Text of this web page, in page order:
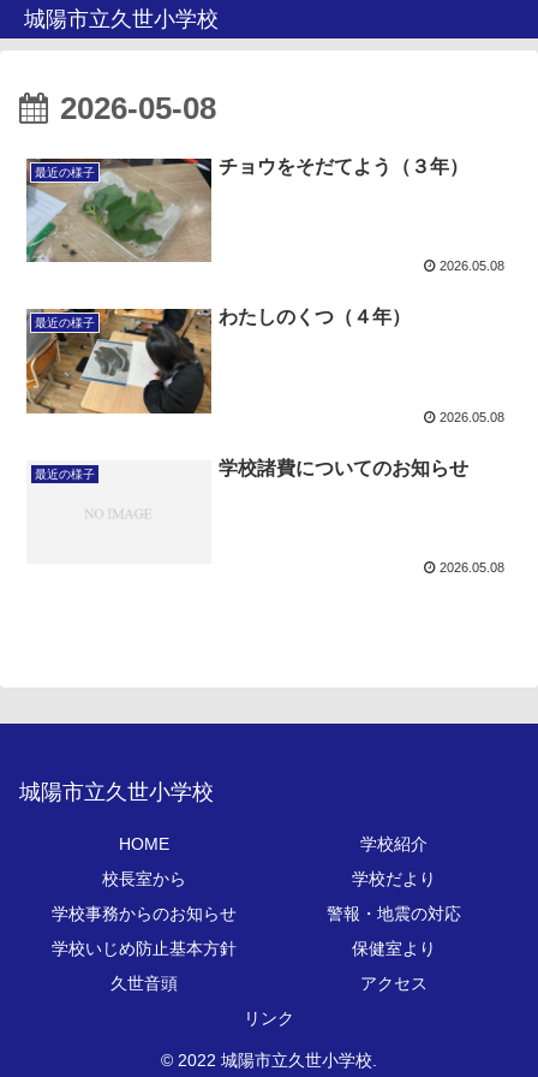
城陽市立久世小学校
2026-05-08
最近の様子 チョウをそだてよう（３年）
2026.05.08
最近の様子 わたしのくつ（４年）
2026.05.08
最近の様子 学校諸費についてのお知らせ
2026.05.08
城陽市立久世小学校
HOME
学校紹介
校長室から
学校だより
学校事務からのお知らせ
警報・地震の対応
学校いじめ防止基本方針
保健室より
久世音頭
アクセス
リンク
© 2022 城陽市立久世小学校.